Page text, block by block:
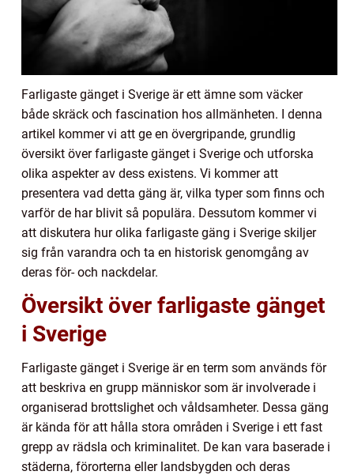
Farligaste gänget i Sverige är ett ämne som väcker
både skräck och fascination hos allmänheten. I denna
artikel kommer vi att ge en övergripande, grundlig
översikt över farligaste gänget i Sverige och utforska
olika aspekter av dess existens. Vi kommer att
presentera vad detta gäng är, vilka typer som finns och
varför de har blivit så populära. Dessutom kommer vi
att diskutera hur olika farligaste gäng i Sverige skiljer
sig från varandra och ta en historisk genomgång av
deras för- och nackdelar.
Översikt över farligaste gänget
i Sverige
Farligaste gänget i Sverige är en term som används för
att beskriva en grupp människor som är involverade i
organiserad brottslighet och våldsamheter. Dessa gäng
är kända för att hålla stora områden i Sverige i ett fast
grepp av rädsla och kriminalitet. De kan vara baserade i
städerna, förorterna eller landsbygden och deras